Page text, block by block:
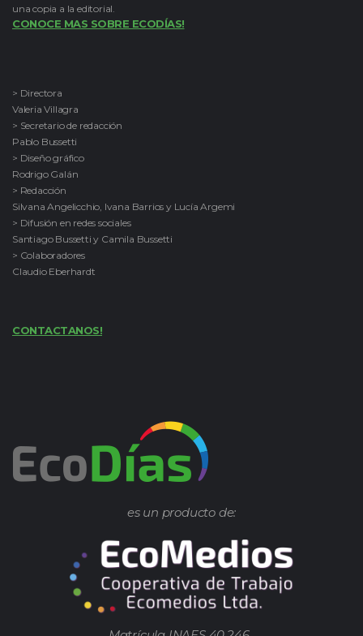
una copia a la editorial.
CONOCE MAS SOBRE ECODÍAS!
> Directora
Valeria Villagra
> Secretario de redacción
Pablo Bussetti
> Diseño gráfico
Rodrigo Galán
> Redacción
Silvana Angelicchio, Ivana Barrios y Lucía Argemi
> Difusión en redes sociales
Santiago Bussetti y Camila Bussetti
> Colaboradores
Claudio Eberhardt
CONTACTANOS!
es un producto de: